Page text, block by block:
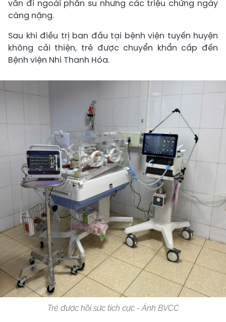
vẫn đi ngoài phân su nhưng các triệu chứng ngày
càng nặng.
Sau khi điều trị ban đầu tại bệnh viện tuyến huyện
không cải thiện, trẻ được chuyển khẩn cấp đến
Bệnh viện Nhi Thanh Hóa.
Trẻ được hồi sức tích cực - Ảnh BVCC